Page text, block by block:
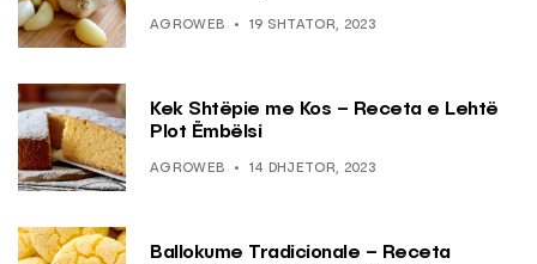
AGROWEB 19 SHTATOR, 2023
Kek Shtëpie me Kos – Receta e Lehtë
Plot Ëmbëlsi
AGROWEB 14 DHJETOR, 2023
Ballokume Tradicionale – Receta